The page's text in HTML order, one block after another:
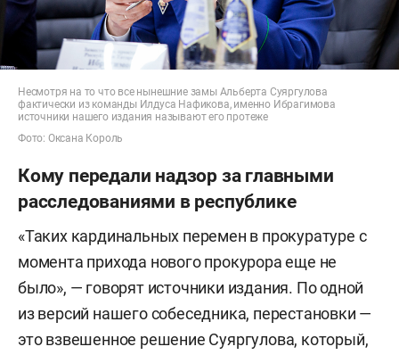
Несмотря на то что все нынешние замы Альберта Суяргулова
фактически из команды Илдуса Нафикова, именно Ибрагимова
источники нашего издания называют его протеже
Фото: Оксана Король
Кому передали надзор за главными
расследованиями в республике
«Таких кардинальных перемен в прокуратуре с
момента прихода нового прокурора еще не
было», — говорят источники издания. По одной
из версий нашего собеседника, перестановки —
это взвешенное решение Суяргулова, который,